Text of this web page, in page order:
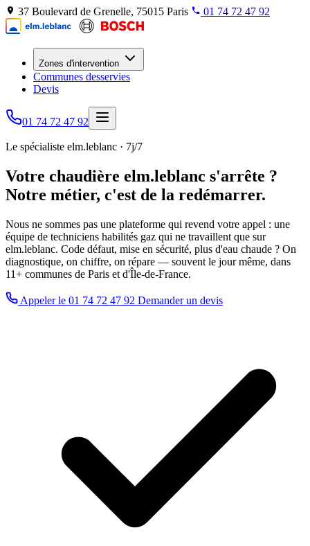
37 Boulevard de Grenelle, 75015 Paris 01 74 72 47 92
Zones d'intervention
Communes desservies
Devis
01 74 72 47 92
Le spécialiste elm.leblanc · 7j/7
Votre chaudière elm.leblanc s'arrête ?
Notre métier, c'est de la redémarrer.
Nous ne sommes pas une plateforme qui revend votre appel : une
équipe de techniciens habilités gaz qui ne travaillent que sur
elm.leblanc. Code défaut, mise en sécurité, plus d'eau chaude ? On
diagnostique, on chiffre, on répare — souvent le jour même, dans
11+ communes de Paris et d'Île-de-France.
Appeler le 01 74 72 47 92 Demander un devis